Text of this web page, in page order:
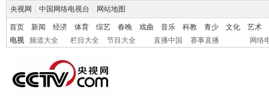
央视网 中国网络电视台 网站地图
首页 新闻 经济 体育 综艺 春晚 戏曲 音乐 科教 青少 文化
艺术
电视
频道大全 栏目大全 节目大全 直播中国 赛事直播 网络